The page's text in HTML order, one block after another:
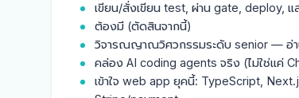
เขียน/สั่งเขียน test, ผ่าน gate, deploy, แ
ต้องมี (ตัดสินจากนี้)
วิจารณญาณวิศวกรรมระดับ senior — อ่า
คล่อง AI coding agents จริง (ไม่ใช่แค่
เข้าใจ web app ยุคนี้: TypeScript,